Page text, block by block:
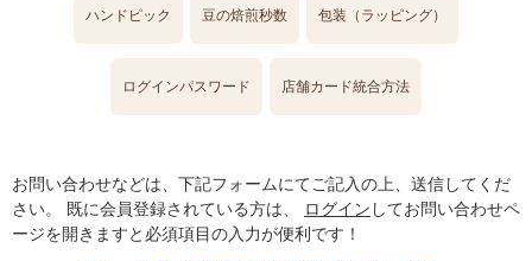
ハンドピック 豆の焙煎秒数 包装（ラッピング）
ログインパスワード 店舗カード統合方法
お問い合わせなどは、下記フォームにてご記入の上、送信してくだ
さい。
既に会員登録されている方は、 ログイン してお問い合わせペ
ージを開きますと必須項目の入力が便利です！